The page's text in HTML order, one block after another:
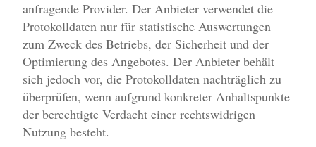
anfragende Provider. Der Anbieter verwendet die
Protokolldaten nur für statistische Auswertungen
zum Zweck des Betriebs, der Sicherheit und der
Optimierung des Angebotes. Der Anbieter behält
sich jedoch vor, die Protokolldaten nachträglich zu
überprüfen, wenn aufgrund konkreter Anhaltspunkte
der berechtigte Verdacht einer rechtswidrigen
Nutzung besteht.